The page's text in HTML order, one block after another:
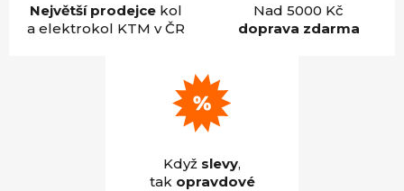
Největší prodejcekol
a elektrokol KTM v ČR
Nad 5000 Kč
doprava zdarma
Když slevy,
tak opravdové